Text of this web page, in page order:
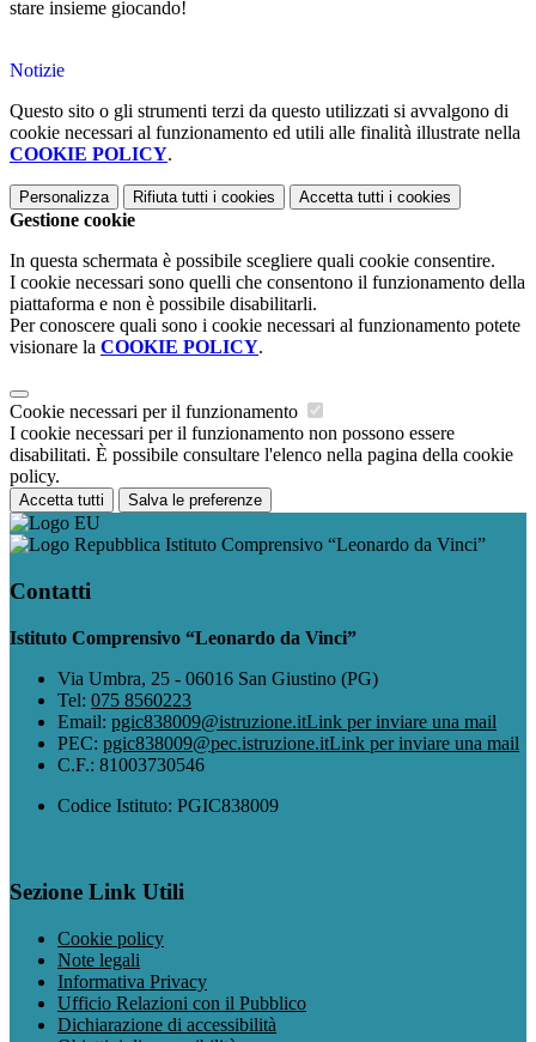
stare insieme giocando!
Notizie
Questo sito o gli strumenti terzi da questo utilizzati si avvalgono di
cookie necessari al funzionamento ed utili alle finalità illustrate nella
COOKIE POLICY.
Personalizza Rifiuta tutti i cookies Accetta tutti i cookies
Gestione cookie
In questa schermata è possibile scegliere quali cookie consentire.
I cookie necessari sono quelli che consentono il funzionamento della
piattaforma e non è possibile disabilitarli.
Per conoscere quali sono i cookie necessari al funzionamento potete
visionare la COOKIE POLICY.
Cookie necessari per il funzionamento
I cookie necessari per il funzionamento non possono essere
disabilitati. È possibile consultare l'elenco nella pagina della cookie
policy.
Accetta tutti Salva le preferenze
Istituto Comprensivo “Leonardo da Vinci”
Contatti
Istituto Comprensivo “Leonardo da Vinci”
Via Umbra, 25 - 06016 San Giustino (PG)
Tel: 075 8560223
Email: pgic838009@istruzione.itLink per inviare una mail
PEC: pgic838009@pec.istruzione.itLink per inviare una mail
C.F.: 81003730546
Codice Istituto: PGIC838009
Sezione Link Utili
Cookie policy
Note legali
Informativa Privacy
Ufficio Relazioni con il Pubblico
Dichiarazione di accessibilità